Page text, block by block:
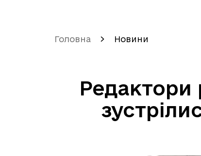
Головна Новини
Редактори